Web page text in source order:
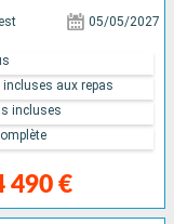
05/05/2027
490 €
aux repas
incluses